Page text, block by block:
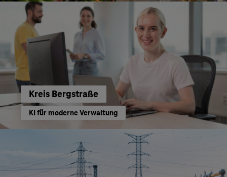
Kreis Bergstraße
KI für moderne Verwaltung